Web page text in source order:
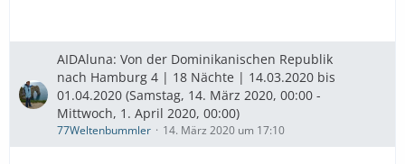
AIDAluna: Von der Dominikanischen Republik
nach Hamburg 4 | 18 Nächte | 14.03.2020 bis
01.04.2020 (Samstag, 14. März 2020, 00:00 -
Mittwoch, 1. April 2020, 00:00)
77Weltenbummler 14. März 2020 um 17:10